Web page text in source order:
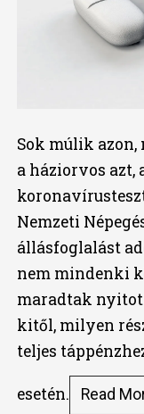
Sok múlik
a háziorvos
Nemzeti
állásfoglalást
nem mindenki
maradtak
kitől, milyen
teljes
esetén. Read